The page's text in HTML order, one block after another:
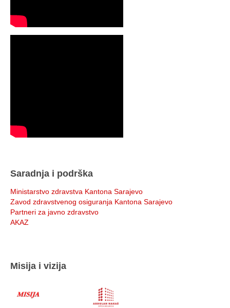
Saradnja i podrška
Ministarstvo zdravstva Kantona Sarajevo
Zavod zdravstvenog osiguranja Kantona Sarajevo
Partneri za javno zdravstvo
AKAZ
Misija i vizija